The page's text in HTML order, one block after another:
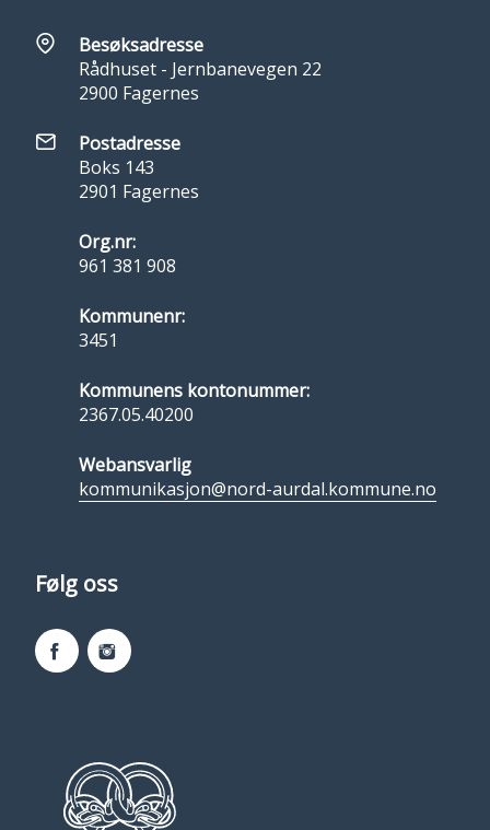
Besøksadresse
Rådhuset - Jernbanevegen 22
2900 Fagernes
Postadresse
Boks 143
2901 Fagernes
Org.nr:
961 381 908
Kommunenr:
3451
Kommunens kontonummer:
2367.05.40200
Webansvarlig
kommunikasjon@nord-aurdal.kommune.no
Følg oss
FacebookInstagram